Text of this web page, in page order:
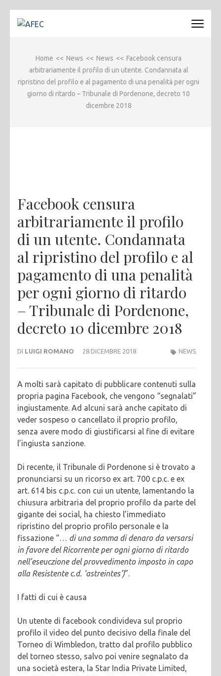
Home << News << News << Facebook censura
arbitrariamente il profilo di un utente. Condannata al
ripristino del profilo e al pagamento di una penalità per ogni
giorno di ritardo – Tribunale di Pordenone, decreto 10
dicembre 2018
Facebook censura
arbitrariamente il profilo
di un utente. Condannata
al ripristino del profilo e al
pagamento di una penalità
per ogni giorno di ritardo
– Tribunale di Pordenone,
decreto 10 dicembre 2018
DI LUIGI ROMANO 28 DICEMBRE 2018 NEWS
A molti sarà capitato di pubblicare contenuti sulla
propria pagina Facebook, che vengono “segnalati”
ingiustamente. Ad alcuni sarà anche capitato di
veder sospeso o cancellato il proprio profilo,
senza avere modo di giustificarsi al fine di evitare
l’ingiusta sanzione.
Di recente, il Tribunale di Pordenone si è trovato a
pronunciarsi su un ricorso ex art. 700 c.p.c. e ex
art. 614 bis c.p.c. con cui un utente, lamentando la
chiusura arbitraria del proprio profilo da parte del
gigante dei social, ha chiesto l’immediato
ripristino del proprio profilo personale e la
fissazione “… di una somma di denaro da versarsi
in favore del Ricorrente per ogni giorno di ritardo
nell’eseuczione del provvedimento imposto in capo
alla Resistente c.d. ‘astreintes’)”.
I fatti di cui è causa
Un utente di facebook condivideva sul proprio
profilo il video del punto decisivo della finale del
Torneo di Wimbledon, tratto dal profilo pubblico
del torneo stesso, salvo poi venire segnalato da
una società estera, la Star India Private Limited,